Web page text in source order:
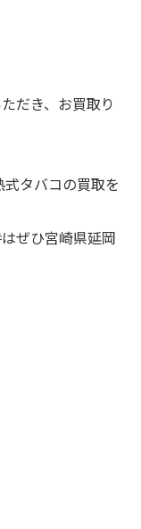
だき、お買取り
タバコの買取を
ぜひ宮崎県延岡